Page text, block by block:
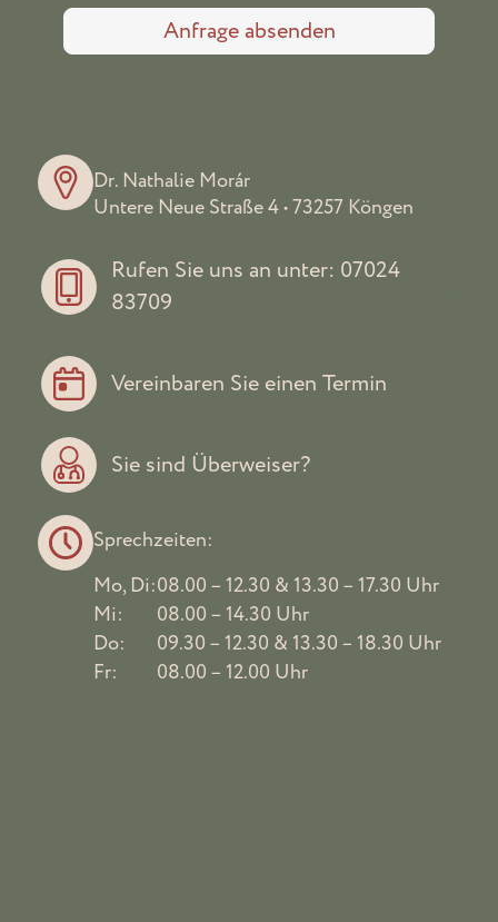
Dr. Nathalie Morár
Untere Neue Straße 4 • 73257 Köngen
Rufen Sie uns an unter: 07024
83709
Vereinbaren Sie einen Termin
Sie sind Überweiser?
Sprechzeiten:
Mo, Di:08.00 – 12.30 & 13.30 – 17.30 Uhr
Mi:
08.00 – 14.30 Uhr
Do:
09.30 – 12.30 & 13.30 – 18.30 Uhr
Fr:
08.00 – 12.00 Uhr